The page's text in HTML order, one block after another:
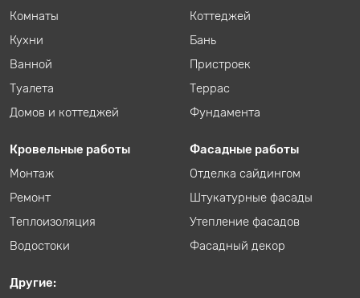
Комнаты
Кухни
Ванной
Туалета
Домов и коттеджей
Коттеджей
Бань
Пристроек
Террас
Фундамента
Кровельные работы
Монтаж
Ремонт
Теплоизоляция
Водостоки
Фасадные работы
Отделка сайдингом
Штукатурные фасады
Утепление фасадов
Фасадный декор
Другие: